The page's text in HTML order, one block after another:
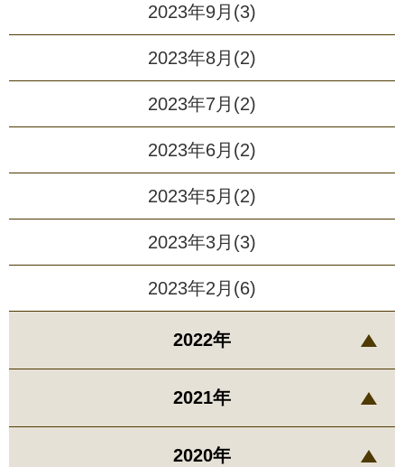
2023年9月(3)
2023年8月(2)
2023年7月(2)
2023年6月(2)
2023年5月(2)
2023年3月(3)
2023年2月(6)
2022年
2021年
2020年